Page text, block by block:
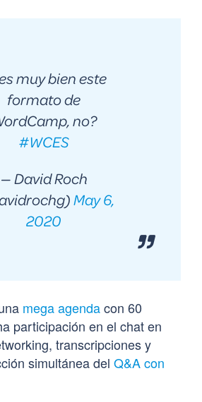
muy bien este
formato de
no?
#WCES
— David Roch
May 6,
2020
mega agendacon 60
participación en el chat en
transcripciones y
simultánea del Q&A con